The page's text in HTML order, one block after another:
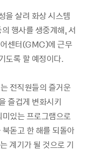
을 살려 화상 시스템
행사를 생중계해, 서
센터(GMC)에 근무
도록 할 예정이다.
전직원들의 즐거운
즐겁게 변화시키
있는 프로그램으로
돋고 한 해를 되돌아
계기가 될 것으로 기